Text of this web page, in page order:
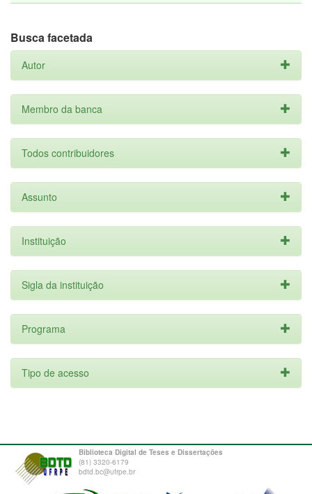
Busca facetada
Autor
Membro da banca
Todos contribuidores
Assunto
Instituição
Sigla da instituição
Programa
Tipo de acesso
Biblioteca Digital de Teses e Dissertações
(81) 3320-6179
bdtd.bc@ufrpe.br